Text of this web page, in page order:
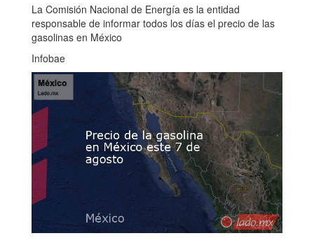
La Comisión Nacional de Energía es la entidad
responsable de informar todos los días el precio de las
gasolinas en México
Infobae